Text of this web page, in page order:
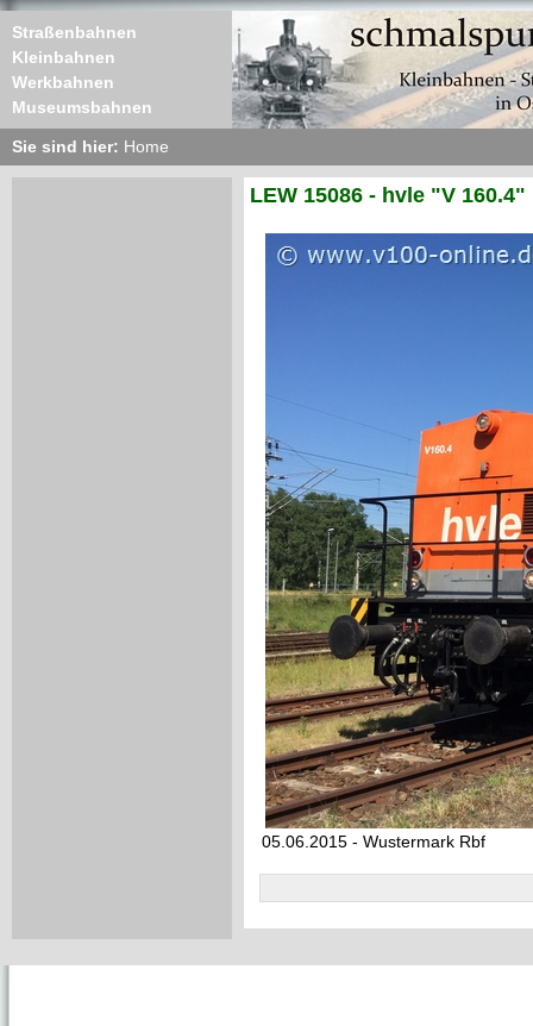
Straßenbahnen
Kleinbahnen
Werkbahnen
Museumsbahnen
Sie sind hier: Home
LEW 15086 - hvle "V 160.4"
05.06.2015 - Wustermark Rbf